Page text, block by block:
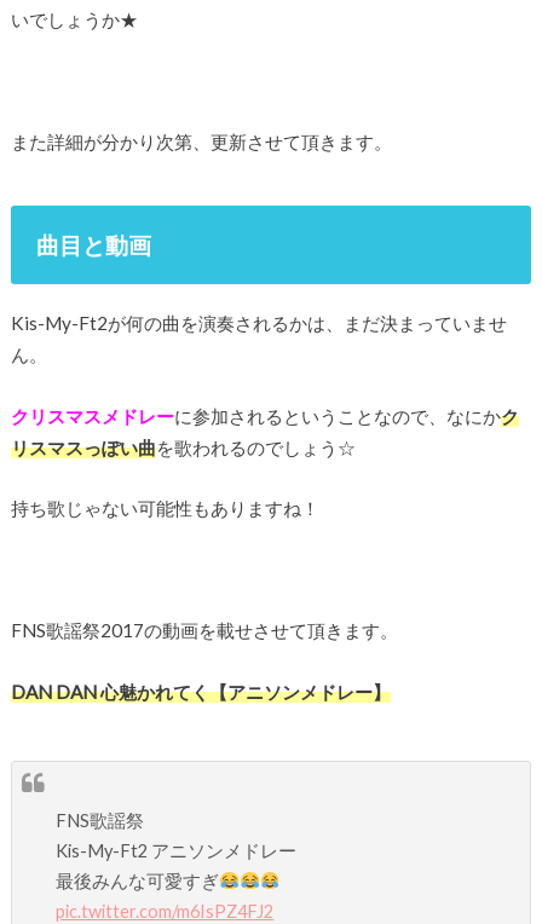
いでしょうか★
また詳細が分かり次第、更新させて頂きます。
曲目と動画
Kis-My-Ft2が何の曲を演奏されるかは、まだ決まっていませ
ん。
クリスマスメドレーに参加されるということなので、なにかク
リスマスっぽい曲を歌われるのでしょう☆
持ち歌じゃない可能性もありますね！
FNS歌謡祭2017の動画を載せさせて頂きます。
DAN DAN 心魅かれてく【アニソンメドレー】
FNS歌謡祭
Kis-My-Ft2 アニソンメドレー
最後みんな可愛すぎ
pic.twitter.com/m6IsPZ4FJ2